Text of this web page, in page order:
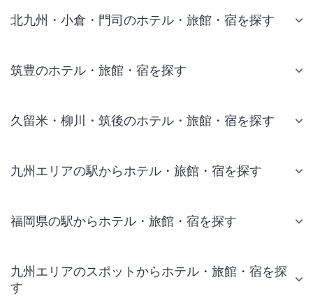
北九州・小倉・門司のホテル・旅館・宿を探す
筑豊のホテル・旅館・宿を探す
久留米・柳川・筑後のホテル・旅館・宿を探す
九州エリアの駅からホテル・旅館・宿を探す
福岡県の駅からホテル・旅館・宿を探す
九州エリアのスポットからホテル・旅館・宿を探
す